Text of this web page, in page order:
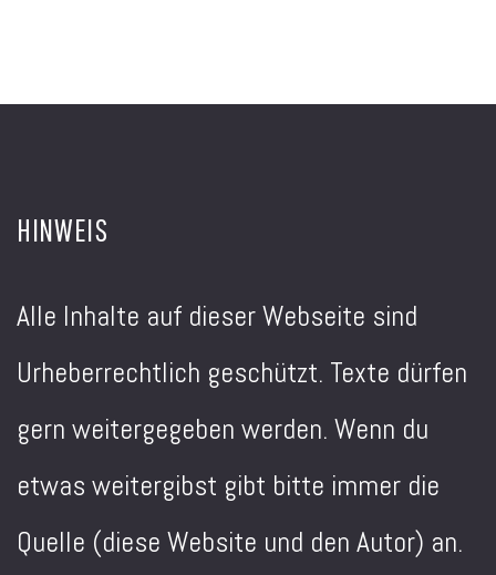
HINWEIS
Alle Inhalte auf dieser Webseite sind
Urheberrechtlich geschützt. Texte dürfen
gern weitergegeben werden. Wenn du
etwas weitergibst gibt bitte immer die
Quelle (diese Website und den Autor) an.